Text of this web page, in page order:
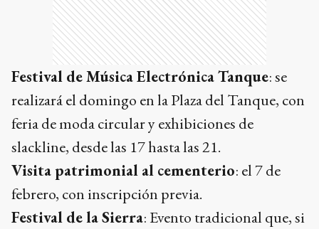
Festival de Música Electrónica Tanque: se
realizará el domingo en la Plaza del Tanque, con
feria de moda circular y exhibiciones de
slackline, desde las 17 hasta las 21.
Visita patrimonial al cementerio: el 7 de
febrero, con inscripción previa.
Festival de la Sierra: Evento tradicional que, si